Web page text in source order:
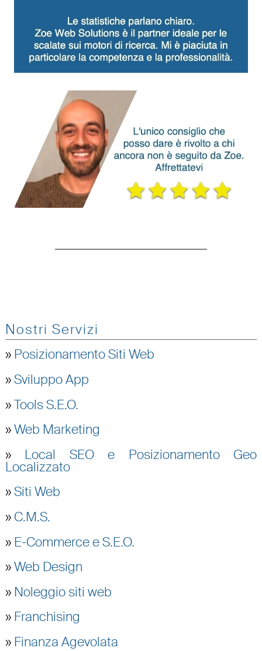
Nostri Servizi
» Posizionamento Siti Web
»Sviluppo App
»Tools S.E.O.
»Web Marketing
» Local SEO e Posizionamento Geo
Localizzato
»Siti Web
» C.M.S.
» E-Commerce e S.E.O.
»Web Design
» Noleggio siti web
» Franchising
» Finanza Agevolata